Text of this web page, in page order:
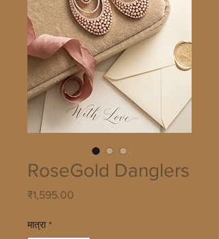
RoseGold Danglers
₹1,595.00
मात्रा *